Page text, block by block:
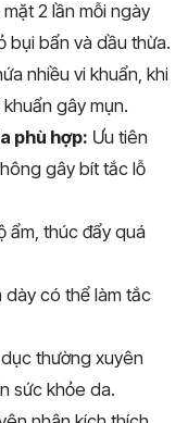
mặt 2 lần mỗi ngày
bụi bẩn và dầu thừa.
nhiều vi khuẩn, khi
gây mụn.
phù hợp: Ưu tiên
gây bít tắc lỗ
ẩm, thúc đẩy quá
dày có thể làm tắc
thường xuyên
sức khỏe da.